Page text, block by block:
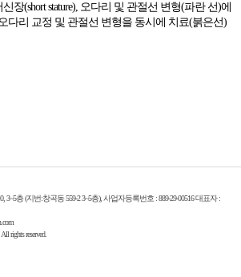
장(short stature), 오다리 및 관절선 변형(파란 선)에
다리 교정 및 관절선 변형을 동시에 치료(붉은선)
층 (지번:창곡동 559-2 3~5층), 사업자등록번호 : 889-29-00516 대표자 :
reserved.